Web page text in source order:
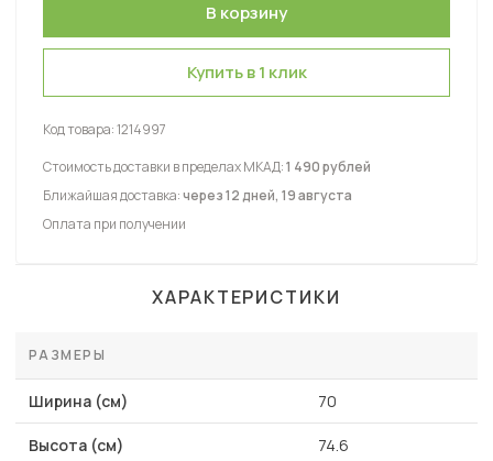
Купить в 1 клик
Код товара:1214997
Стоимость доставки в пределах МКАД:1 490 рублей
Ближайшая доставка:через 12 дней, 19 августа
Оплата при получении
ХАРАКТЕРИСТИКИ
РАЗМЕРЫ
Ширина (см) 70
Высота (см) 74.6